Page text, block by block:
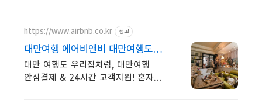
https://www.airbnb.co.kr 광고
대만여행 에어비앤비 대만여행도
우리집처럼
대만 여행도 우리집처럼, 대만여행
안심결제 & 24시간 고객지원! 혼자